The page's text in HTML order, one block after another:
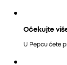
Očekujte
U Pepcu ćete